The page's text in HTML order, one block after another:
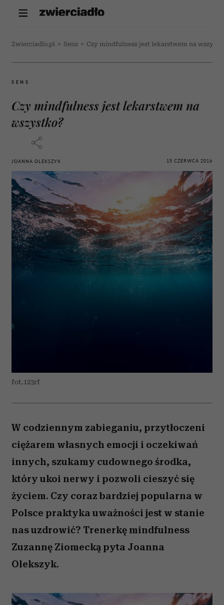
Zwierciadlo.pl > Sens > Czy mindfulness jest lekarstwem na
SENS
Czy mindfulness jest lekarstwem na
wszystko?
JOANNA OLEKSZYK 15 CZERWCA 2016
fot.123rf
W codziennym zabieganiu, przytłoczeni
ciężarem własnych emocji i oczekiwań
innych, szukamy cudownego środka,
który ukoi nerwy i pozwoli cieszyć się
życiem. Czy coraz bardziej popularna w
Polsce praktyka uważności jest w stanie
nas uzdrowić? Trenerkę mindfulness
Zuzannę Ziomecką pyta Joanna
Olekszyk.